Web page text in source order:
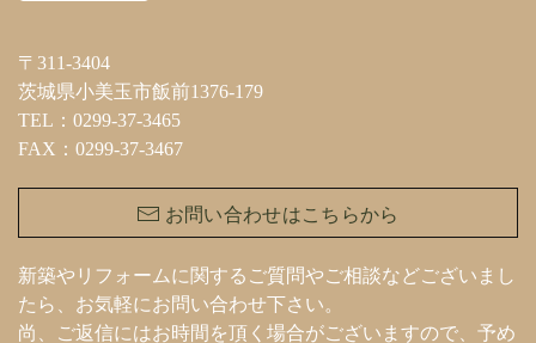
〒311-3404
茨城県小美玉市飯前1376-179
TEL：0299-37-3465
FAX：0299-37-3467
お問い合わせはこちらから
新築やリフォームに関するご質問やご相談などございまし
たら、お気軽にお問い合わせ下さい。
尚、ご返信にはお時間を頂く場合がございますので、予め